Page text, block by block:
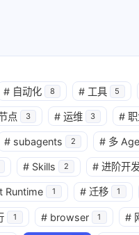
# 自动化 8 # 工具 5
点 3 # 运维 3 #
# subagents 2 # 多
# Skills 2 # 进阶开
Runtime 1 # 迁移 1
1 # browser 1 #